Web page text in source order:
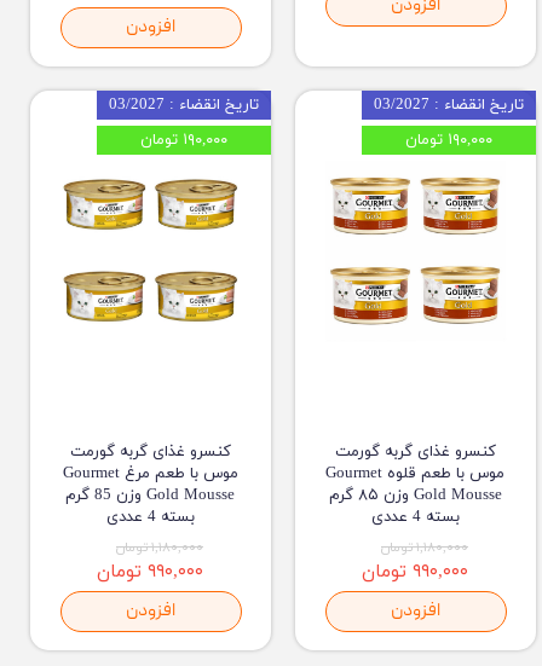
افزودن
افزودن
کنسرو غذای گربه گورمت
موس با طعم قلوه Gourmet
Gold Mousse وزن ۸۵ گرم
بسته 4 عددی
۱,۱۸۰,۰۰۰ تومان
۹۹۰,۰۰۰ تومان
افزودن
تاریخ انقضاء : 03/2027
۱۹۰,۰۰۰ تومان
کنسرو غذای گربه گورمت
موس با طعم مرغ Gourmet
Gold Mousse وزن 85 گرم
بسته 4 عددی
۱,۱۸۰,۰۰۰ تومان
۹۹۰,۰۰۰ تومان
افزودن
تاریخ انقضاء : 03/2027
۱۹۰,۰۰۰ تومان